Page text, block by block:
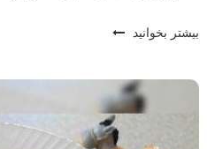
بیشتر بخوانید